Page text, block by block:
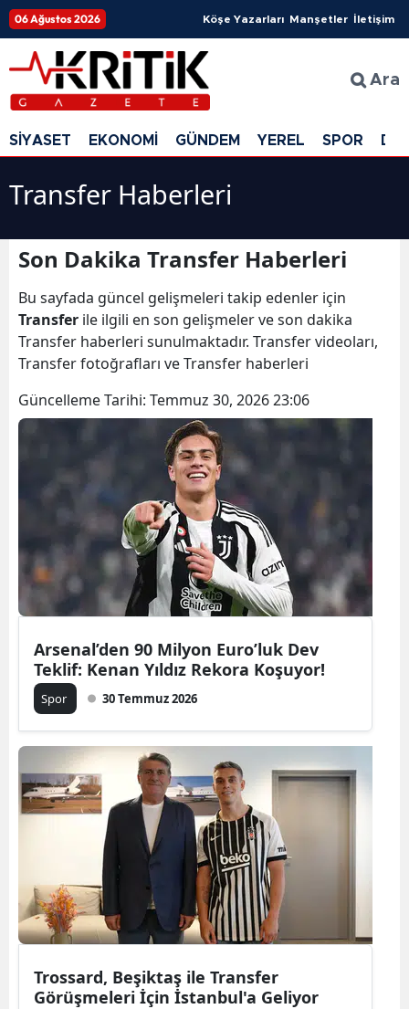
06 Ağustos 2026 Köşe Yazarları Manşetler İletişim
Ara
SİYASET EKONOMİ GÜNDEM YEREL SPOR
Transfer Haberleri
Son Dakika Transfer Haberleri
Bu sayfada güncel gelişmeleri takip edenler için
Transfer ile ilgili en son gelişmeler ve son dakika
Transfer haberleri sunulmaktadır. Transfer videoları,
Transfer fotoğrafları ve Transfer haberleri
Güncelleme Tarihi: Temmuz 30, 2026 23:06
Arsenal’den 90 Milyon Euro’luk Dev
Teklif: Kenan Yıldız Rekora Koşuyor!
Spor 30 Temmuz 2026
Trossard, Beşiktaş ile Transfer
Görüşmeleri İçin İstanbul'a Geliyor